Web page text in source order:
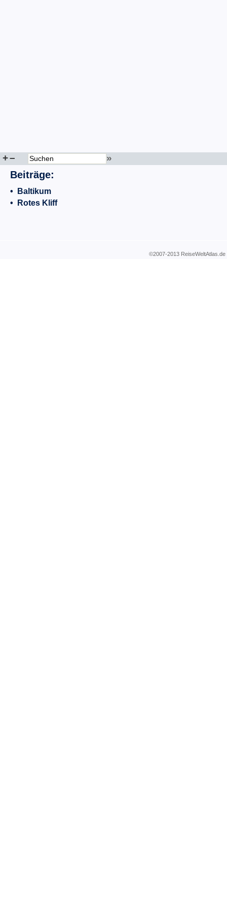
+– »
Beiträge:
•
Baltikum
•
Rotes Kliff
©2007-2013